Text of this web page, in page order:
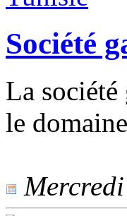
Société
La société
le